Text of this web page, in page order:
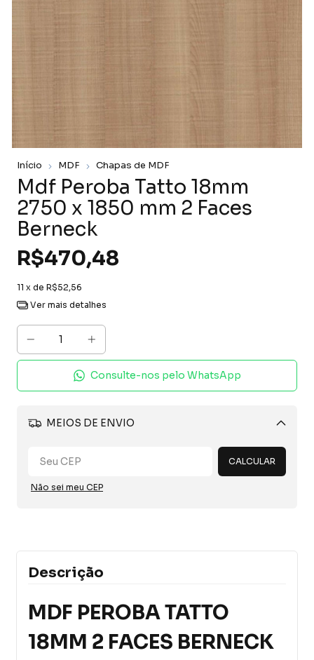
Início MDF Chapas de MDF
Mdf Peroba Tatto 18mm
2750 x 1850 mm 2 Faces
Berneck
R$470,48
11 x de R$52,56
Ver mais detalhes
Consulte-nos pelo WhatsApp
MEIOS DE ENVIO
Alterar CEP
CALCULAR
Não sei meu CEP
Descrição
MDF PEROBA TATTO
18MM 2 FACES BERNECK